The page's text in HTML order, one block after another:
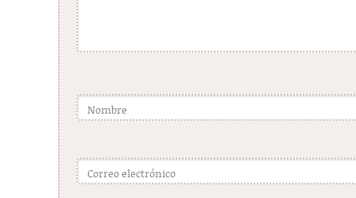
Nombre
Correo electrónico